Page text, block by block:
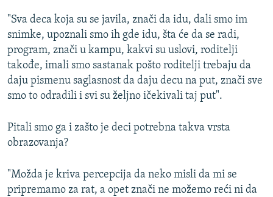
"Sva deca koja su se javila, znači da idu, dali smo im
snimke, upoznali smo ih gde idu, šta će da se radi,
program, znači u kampu, kakvi su uslovi, roditelji
takođe, imali smo sastanak pošto roditelji trebaju da
daju pismenu saglasnost da daju decu na put, znači sve
smo to odradili i svi su željno ičekivali taj put".
Pitali smo ga i zašto je deci potrebna takva vrsta
obrazovanja?
"Možda je kriva percepcija da neko misli da mi se
pripremamo za rat, a opet znači ne možemo reći ni da